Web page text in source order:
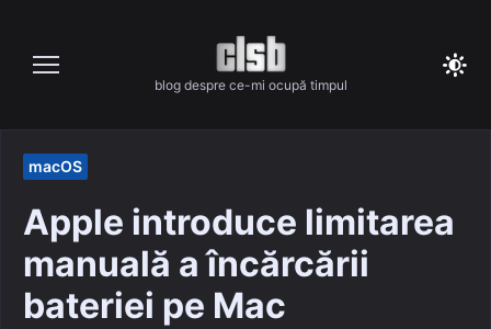
content
blog despre ce-mi ocupă timpul
macOS
Apple introduce limitarea
manuală a încărcării
bateriei pe Mac